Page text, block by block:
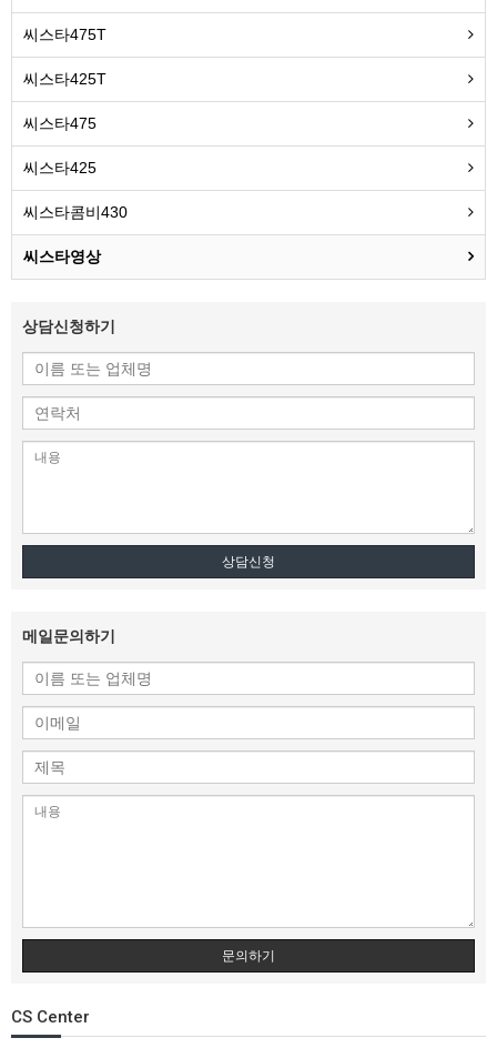
씨스타475T
씨스타425T
씨스타475
씨스타425
씨스타콤비430
씨스타영상
상담신청하기
상담신청
메일문의하기
문의하기
CS Center